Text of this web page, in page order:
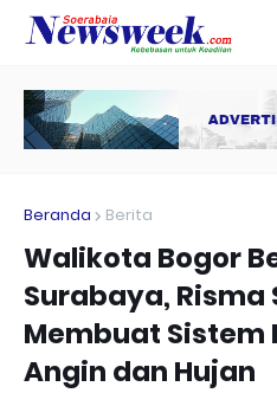
Beranda Berita
Walikota Bogor
Surabaya, Risma
Membuat Sistem
Angin dan Hujan